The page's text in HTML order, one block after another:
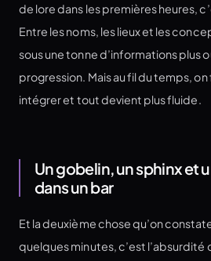
de lore dans les premières heures,
Entre les noms, les lieux et les
sous une tonne d’informations plus
progression. Mais au fil du temps,
intégrer et tout devient plus fluide.
Un gobelin, un sphinx et
dans un bar
Et la deuxième chose qu’on
quelques minutes, c’est l’absurdité